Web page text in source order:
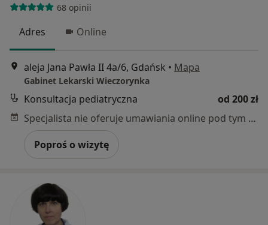
68 opinii
Adres Online
aleja Jana Pawła II 4a/6, Gdańsk • Mapa
Gabinet Lekarski Wieczorynka
Konsultacja pediatryczna
od 200 zł
Specjalista nie oferuje umawiania online pod tym adresem.
Poproś o wizytę